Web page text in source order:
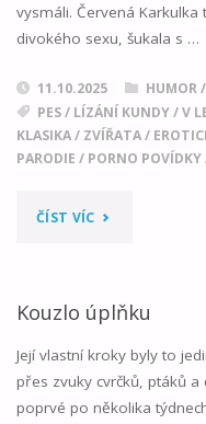
vysmáli. Červená
divokého sexu, šukala s …
11.10.2025
HUMOR
PES/ LÍZÁNÍ KUNDY/V
KLASIKA/ ZVÍŘATA/
PARODIE / PORNO POVÍDKY
ČÍST VÍC"VELKÝ
A
ČERVENÁ"
Kouzlo úplňku
Její vlastní kroky byly to
přes zvuky cvrčků, ptáků a
poprvé po několika